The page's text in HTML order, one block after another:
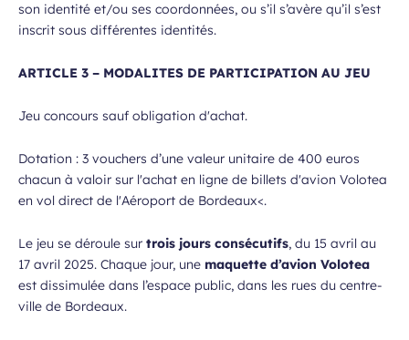
son identité et/ou ses coordonnées, ou s’il s’avère qu’il s’est
inscrit sous différentes identités.
ARTICLE 3 – MODALITES DE PARTICIPATION AU JEU
Jeu concours sauf obligation d'achat.
Dotation : 3 vouchers d’une valeur unitaire de 400 euros
chacun à valoir sur l'achat en ligne de billets d'avion Volotea
en vol direct de l'Aéroport de Bordeaux<.
Le jeu se déroule sur trois jours consécutifs, du 15 avril au
17 avril 2025. Chaque jour, une maquette d’avion Volotea
est dissimulée dans l’espace public, dans les rues du centre-
ville de Bordeaux.